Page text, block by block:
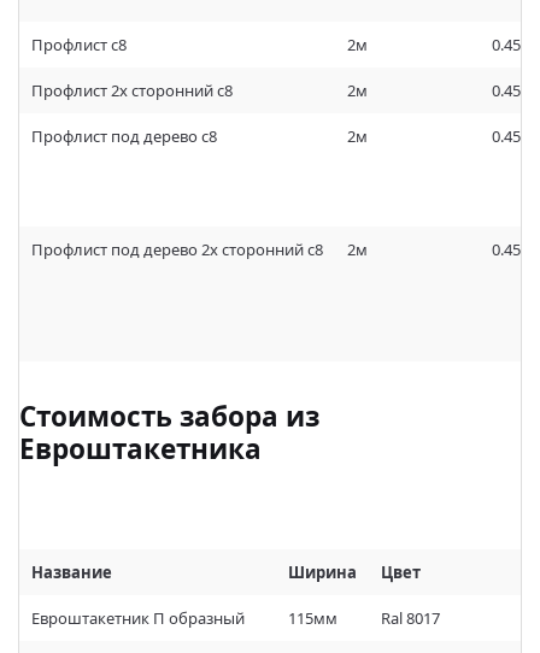
Профлист c8 2м
Профлист 2х сторонний c8 2м
Профлист под дерево c8 2м
Профлист под дерево 2х сторонний c8 2м
Стоимость забора из
Евроштакетника
Название Ширина Цвет
Евроштакетник П образный 115мм Ral 8017